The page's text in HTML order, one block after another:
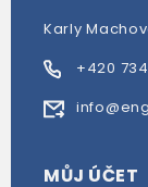
Karly
+420
MŮJ ÚČET